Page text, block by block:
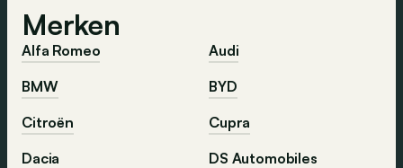
Merken
Alfa Romeo
Audi
BMW
BYD
Citroën
Cupra
Dacia
DS Automobiles